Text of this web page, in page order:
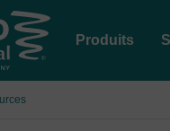
Produits